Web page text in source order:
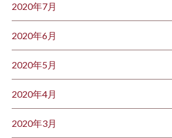
2020年7月
2020年6月
2020年5月
2020年4月
2020年3月